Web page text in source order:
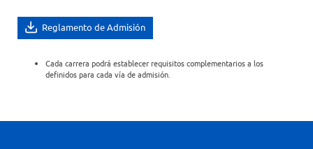
Reglamento de Admisión
Cada carrera podrá establecer requisitos complementarios a los
definidos para cada vía de admisión.